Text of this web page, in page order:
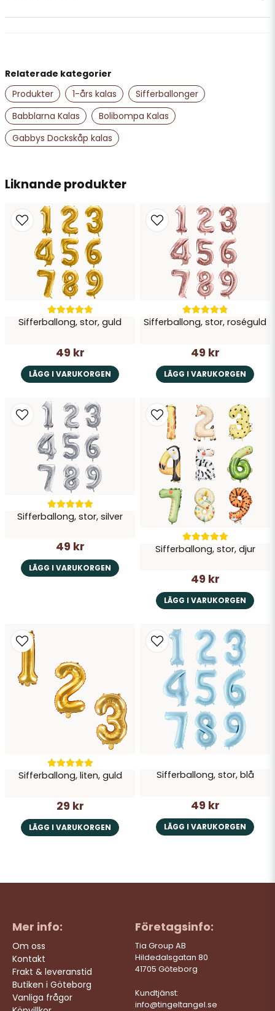
email
Mejladress
Liknande produkter
Sifferballong, stor, guld
49 kr
LÄGG I VARUKORGEN
Sifferballong, stor, roséguld
49 kr
LÄGG I VARUKORGEN
Sifferballong, stor, silver
49 kr
LÄGG I VARUKORGEN
Sifferballong, stor, djur
49 kr
LÄGG I VARUKORGEN
Sifferballong, liten, guld
29 kr
LÄGG I VARUKORGEN
Sifferballong, stor, blå
49 kr
LÄGG I VARUKORGEN
Relaterade kategorier
Produkter
1-års kalas
Sifferballonger
Babblarna Kalas
Bolibompa Kalas
Gabbys Dockskåp kalas
Mer info:
Om oss
Kontakt
Frakt & leveranstid
Butiken i Göteborg
Vanliga frågor
Företagsinfo:
Tia Group AB
Hildedalsgatan 80
41705 Göteborg
Kundtjänst:
info@tingeltangel.se